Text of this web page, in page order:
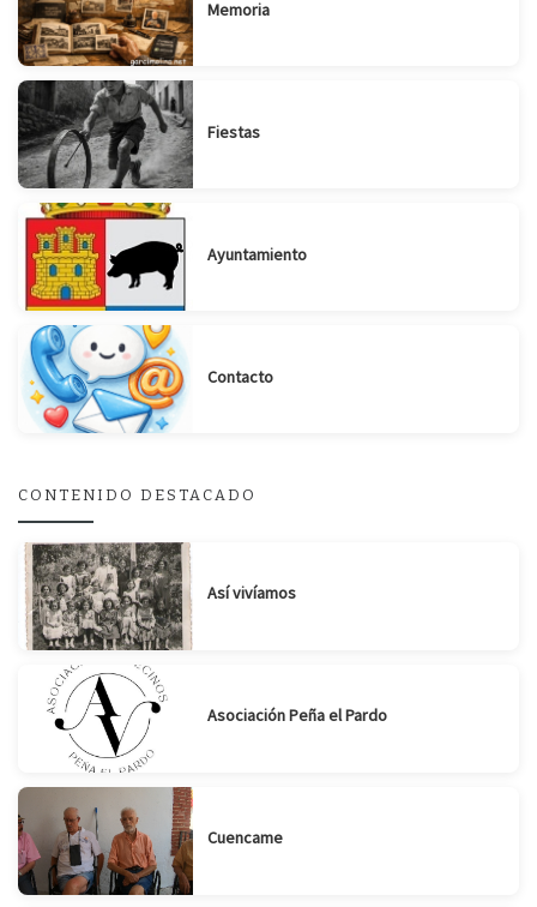
Memoria
Fiestas
Ayuntamiento
Contacto
CONTENIDO DESTACADO
Así vivíamos
Asociación Peña el Pardo
Cuencame